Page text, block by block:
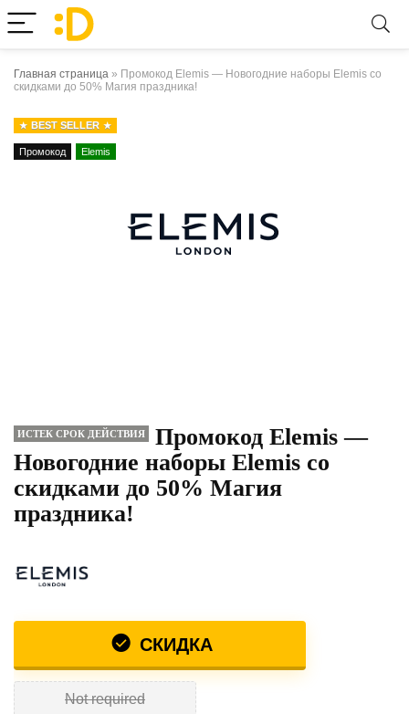
Главная страница » Промокод Elemis — Новогодние наборы Elemis со
скидками до 50% Магия праздника!
BEST SELLER
Промокод Elemis
ИСТЕК СРОК ДЕЙСТВИЯ
Промокод Elemis —
Новогодние наборы Elemis со
скидками до 50% Магия
праздника!
СКИДКА
Not required